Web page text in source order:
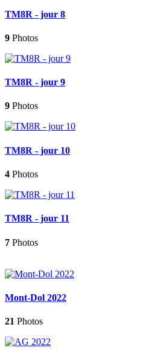
TM8R - jour 8
9 Photos
TM8R - jour 9
9 Photos
TM8R - jour 10
4 Photos
TM8R - jour 11
7 Photos
Mont-Dol 2022
21 Photos